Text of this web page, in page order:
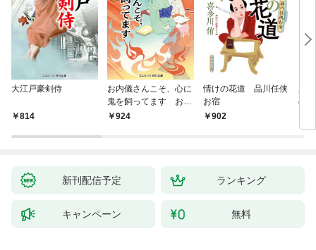
大江戸豪剣侍
814
お内儀さんこそ、心に
鬼を飼ってます おけ
いの戯作手帖
924
情けの花道 品川任侠
お宿
902
の
新刊配信予定 ランキング
キャンペーン 無料